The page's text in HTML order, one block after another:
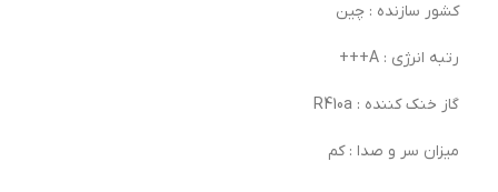
کشور سازنده : چین
رتبه انرژی : A+++
گاز خنک کننده : R410a
میزان سر و صدا : کم